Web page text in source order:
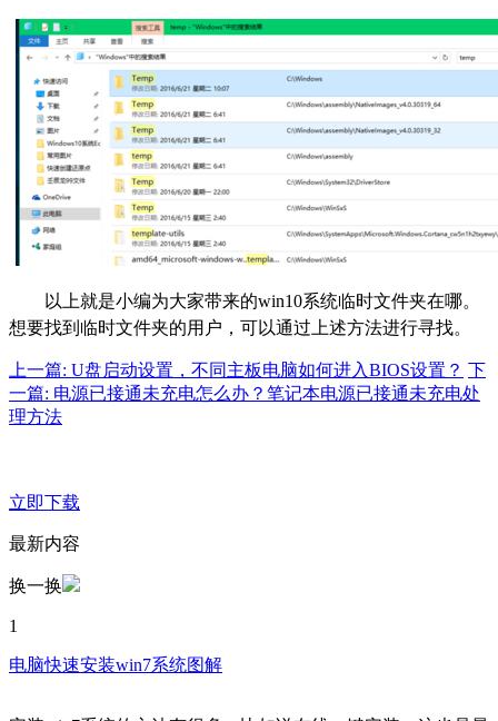
以上就是小编为大家带来的win10系统临时文件夹在哪。
想要找到临时文件夹的用户，可以通过上述方法进行寻找。
上一篇: U盘启动设置，不同主板电脑如何进入BIOS设置？ 下
一篇: 电源已接通未充电怎么办？笔记本电源已接通未充电处
理方法
立即下载
最新内容
换一换
1
电脑快速安装win7系统图解